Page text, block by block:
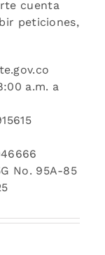
cuenta
peticiones,
a.m. a
No. 95A-85